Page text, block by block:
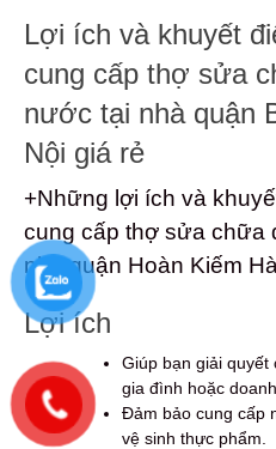
Lợi ích và khuyết
cung cấp thợ sửa
nước tại nhà quận
Nội giá rẻ
+Những lợi ích và
cung cấp thợ sửa chữa
nhà quận Hoàn Kiếm
Lợi ích
Giúp bạn giải quyết
gia đình hoặc
Đảm bảo cung cấp
vệ sinh thực phẩm.